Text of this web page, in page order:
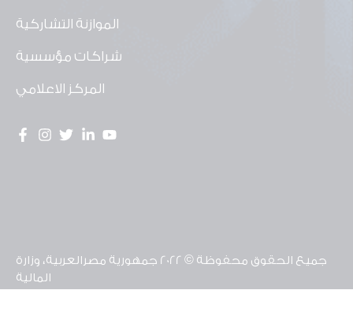
الموازنة التشاركية
شراكات مؤسسية
المركز الاعلامي
جميع الحقوق محفوظة © 2022 جمهورية مصرالعربية، وزارة
المالية